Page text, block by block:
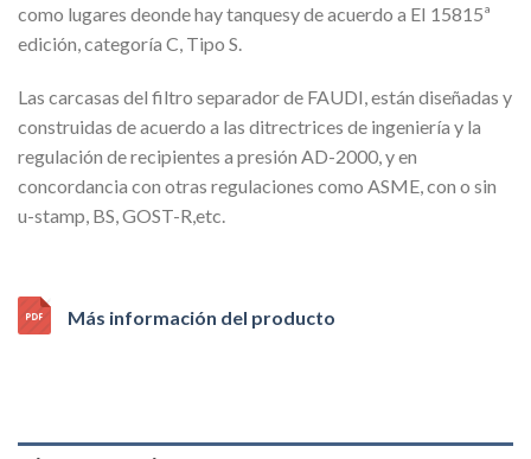
como lugares deonde hay tanquesy de acuerdo a EI 15815ª
edición, categoría C, Tipo S.
Las carcasas del filtro separador de FAUDI, están diseñadas y
construidas de acuerdo a las ditrectrices de ingeniería y la
regulación de recipientes a presión AD-2000, y en
concordancia con otras regulaciones como ASME, con o sin
u-stamp, BS, GOST-R,etc.
Más información del producto